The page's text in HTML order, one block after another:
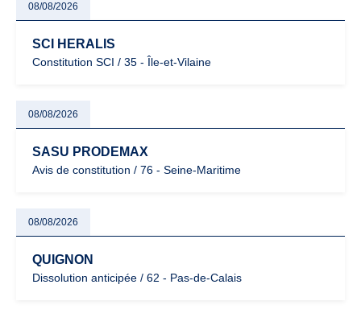
08/08/2026
SCI HERALIS
Constitution SCI / 35 - Île-et-Vilaine
08/08/2026
SASU PRODEMAX
Avis de constitution / 76 - Seine-Maritime
08/08/2026
QUIGNON
Dissolution anticipée / 62 - Pas-de-Calais